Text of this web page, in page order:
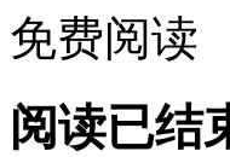
免费阅读
阅读已结